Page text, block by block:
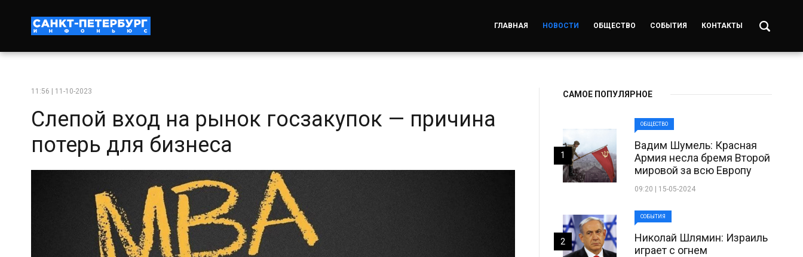
ГЛАВНАЯ НОВОСТИ ОБЩЕСТВО СОБЫТИЯ КОНТАКТЫ
11:56 | 11-10-2023
Слепой вход на рынок госзакупок — причина
потерь для бизнеса
САМОЕ ПОПУЛЯРНОЕ
ОБЩЕСТВО
Вадим Шумель: Красная
Армия несла бремя Второй
мировой за всю Европу
09:20 | 15-05-2024
1
СОБЫТИЯ
Николай Шлямин: Израиль
играет с огнем
2